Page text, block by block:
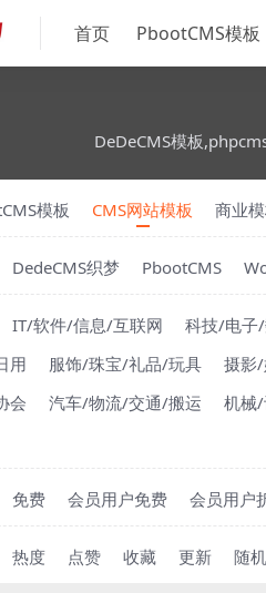
首页 PbootCMS模板
DeDeCMS模板
模板 CMS网站模板 商业
DedeCMS织梦 PbootCMS
IT/软件/信息/互联网 科技/电子
用
服饰/珠宝/礼品/玩具 摄影
会
汽车/物流/交通/搬运 机械
免费 会员用户免费 会员用户
热度 点赞 收藏 更新 随机